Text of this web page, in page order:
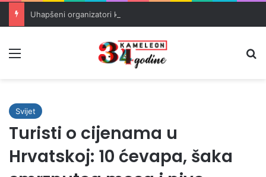
Svijet
Turisti o cijenama u
Hrvatskoj: 10 ćevapa, šaka